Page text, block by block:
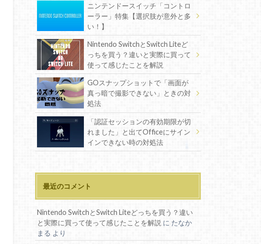
ニンテンドースイッチ「コントロ
ーラー」特集【選択肢が意外と多
い！】
Nintendo SwitchとSwitch Liteど
っちを買う？違いと実際に買って
使って感じたことを解説
GOスナップショットで「画面が
真っ暗で撮影できない」ときの対
処法
「認証セッションの有効期限が切
れました」と出てOfficeにサイン
インできない時の対処法
最近のコメント
Nintendo SwitchとSwitch Liteどっちを買う？違い
と実際に買って使って感じたことを解説 に たなか
まる より